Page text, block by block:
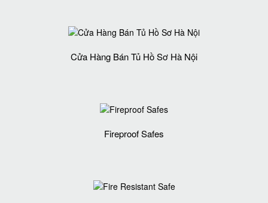
Cửa Hàng Bán Tủ Hồ Sơ Hà Nội
Fireproof Safes